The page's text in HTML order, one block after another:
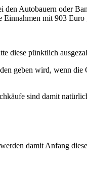
Autobauern oder
mit 903
diese pünktlich
geben wird, wenn die
sind damit
damit Anfang